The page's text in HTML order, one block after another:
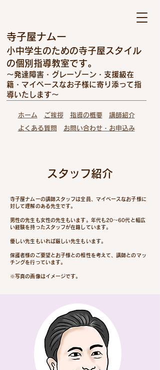
寺子屋ナムー
小中学生のための寺子屋スタイル
の個別指導教室です。
～発達障害・グレーゾーン・支援級在
籍・マイペースなお子様に寄り添って指
導いたします～
ホーム ご挨拶 指導の概要
講師紹介
よくある質問
お問い合わせ・お申込み
​スタッフ紹介
寺子屋ナムーの講師スタッフは全員、マイペースなお子様に
対して理解のある先生です。
男性の先生も女性の先生もいます。年代も20～60代と幅広
い経験を持ったスタッフが在籍しています。
優しい先生もいれば厳しい先生もいます。
保護者様のご要望とお子様との相性を考えて、講師とのマッ
チングを行っています。
​※写真の画像はイメージです。